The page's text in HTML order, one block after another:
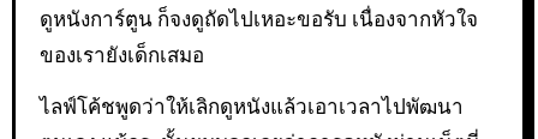
ดูหนังการ์ตูน ก็จงดูถัดไปเหอะขอรับ เนื่องจากหัวใจ
ของเรายังเด็กเสมอ
ไลฟ์โค้ชพูดว่าให้เลิกดูหนังแล้วเอาเวลาไปพัฒนา